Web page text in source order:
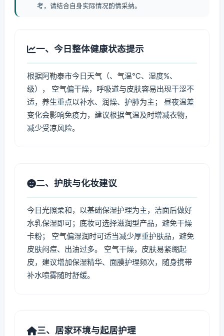
考，请结合自身实际情况酌情采纳。
一、今日整体健康状态提示
根据阿勒泰市今日天气（、气温℃、湿度%、
级）， 空气偏干燥，呼吸道与皮肤容易出现干涩不
适，养生重点以补水、润燥、护肺为主； 昼夜温差
变化会影响免疫力，建议根据气温及时增减衣物，
减少受凉风险。
二、护肤与化妆建议
今日光照柔和，以基础保湿护理为主，洁面后做好
水乳保湿即可；底妆可选择滋润型产品，避免干燥
卡粉； 空气偏湿润时可适当减少厚重护肤品，避免
皮肤闷痘、出油过多。 空气干燥，皮肤易紧绷起
皮，建议增加保湿精华、面膜护理频次，随身携带
补水喷雾随时舒缓。
三、居家环境与起居护理